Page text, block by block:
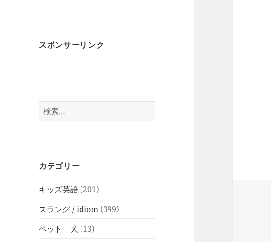
スポンサーリンク
検
索:
カテゴリー
キッズ英語 (201)
スラング / idiom (399)
ペット 犬 (13)